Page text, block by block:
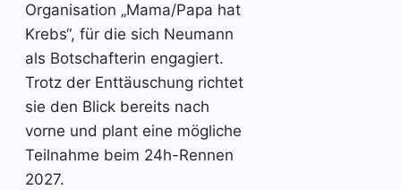
Organisation „Mama/Papa hat
Krebs“, für die sich Neumann
als Botschafterin engagiert.
Trotz der Enttäuschung richtet
sie den Blick bereits nach
vorne und plant eine mögliche
Teilnahme beim 24h-Rennen
2027.